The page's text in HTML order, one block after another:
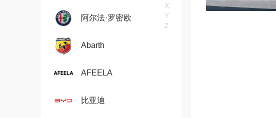
X
Y
Z
阿尔法·罗密欧
Abarth
AFEELA
比亚迪